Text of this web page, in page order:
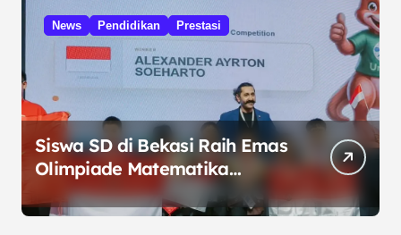
News Pendidikan Prestasi
Siswa SD di Bekasi Raih Emas
Olimpiade Matematika
Internasional di Malaysia